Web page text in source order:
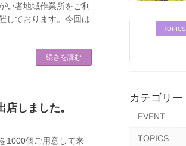
い者地域作業所をご利
しております。今回は
続きを読む
しました。
1000個ご用意して来
TOPICS
カテゴリー
EVENT
TOPICS